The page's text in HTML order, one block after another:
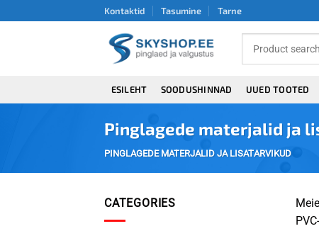
to
Kontaktid Tasumine Tarne
ESILEHT SOODUSHINNAD UUED TOOTED
Pinglagede materjalid ja
PINGLAGEDE MATERJALID JA LISATARVIKUD
CATEGORIES